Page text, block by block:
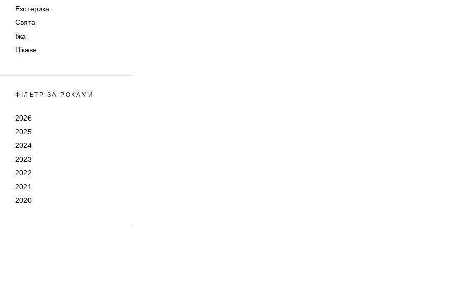
Езотерика
Свята
Їжа
Цікаве
ФІЛЬТР ЗА РОКАМИ
2026
2025
2024
2023
2022
2021
2020